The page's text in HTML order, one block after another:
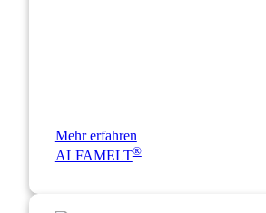
Mehr erfahren
ALFAMELT®